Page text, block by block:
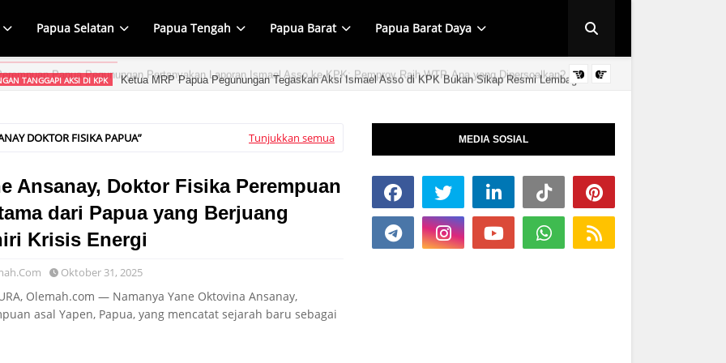
Papua Selatan Papua Tengah Papua Barat Papua Barat Daya
TANGGAPI AKSI DI KPK Ketua MRP Papua Pegunungan Tegaskan Aksi Ismael Asso di KPK Bukan Sikap Resmi Lembaga
DOKTOR FISIKA PAPUA Tunjukkan semua
Ansanay, Doktor Fisika Perempuan
dari Papua yang Berjuang
Krisis Energi
Oktober 31, 2025
Olemah.com — Namanya Yane Oktovina Ansanay,
asal Yapen, Papua, yang mencatat sejarah baru sebagai
MEDIA SOSIAL